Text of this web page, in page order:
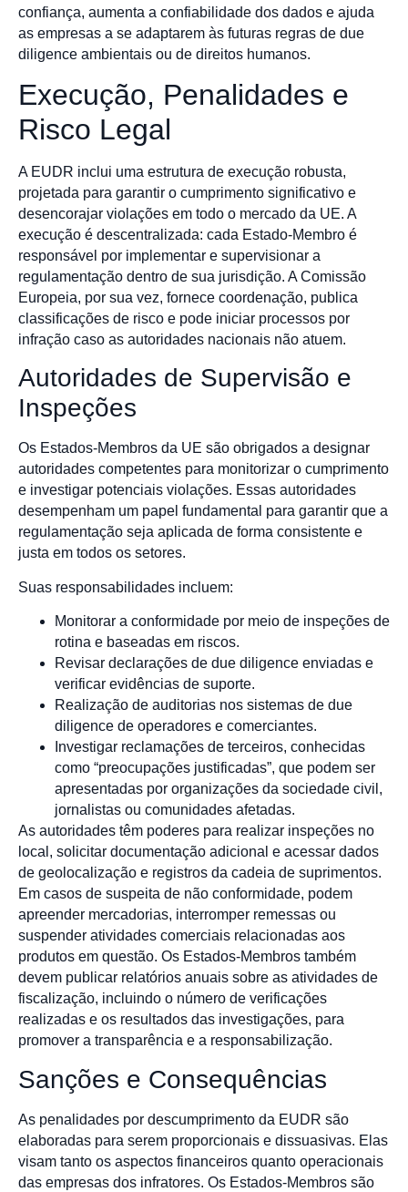
confiança, aumenta a confiabilidade dos dados e ajuda
as empresas a se adaptarem às futuras regras de due
diligence ambientais ou de direitos humanos.
Execução, Penalidades e
Risco Legal
A EUDR inclui uma estrutura de execução robusta,
projetada para garantir o cumprimento significativo e
desencorajar violações em todo o mercado da UE. A
execução é descentralizada: cada Estado-Membro é
responsável por implementar e supervisionar a
regulamentação dentro de sua jurisdição. A Comissão
Europeia, por sua vez, fornece coordenação, publica
classificações de risco e pode iniciar processos por
infração caso as autoridades nacionais não atuem.
Autoridades de Supervisão e
Inspeções
Os Estados-Membros da UE são obrigados a designar
autoridades competentes para monitorizar o cumprimento
e investigar potenciais violações. Essas autoridades
desempenham um papel fundamental para garantir que a
regulamentação seja aplicada de forma consistente e
justa em todos os setores.
Suas responsabilidades incluem:
Monitorar a conformidade por meio de inspeções de
rotina e baseadas em riscos.
Revisar declarações de due diligence enviadas e
verificar evidências de suporte.
Realização de auditorias nos sistemas de due
diligence de operadores e comerciantes.
Investigar reclamações de terceiros, conhecidas
como “preocupações justificadas”, que podem ser
apresentadas por organizações da sociedade civil,
jornalistas ou comunidades afetadas.
As autoridades têm poderes para realizar inspeções no
local, solicitar documentação adicional e acessar dados
de geolocalização e registros da cadeia de suprimentos.
Em casos de suspeita de não conformidade, podem
apreender mercadorias, interromper remessas ou
suspender atividades comerciais relacionadas aos
produtos em questão. Os Estados-Membros também
devem publicar relatórios anuais sobre as atividades de
fiscalização, incluindo o número de verificações
realizadas e os resultados das investigações, para
promover a transparência e a responsabilização.
Sanções e Consequências
As penalidades por descumprimento da EUDR são
elaboradas para serem proporcionais e dissuasivas. Elas
visam tanto os aspectos financeiros quanto operacionais
das empresas dos infratores. Os Estados-Membros são